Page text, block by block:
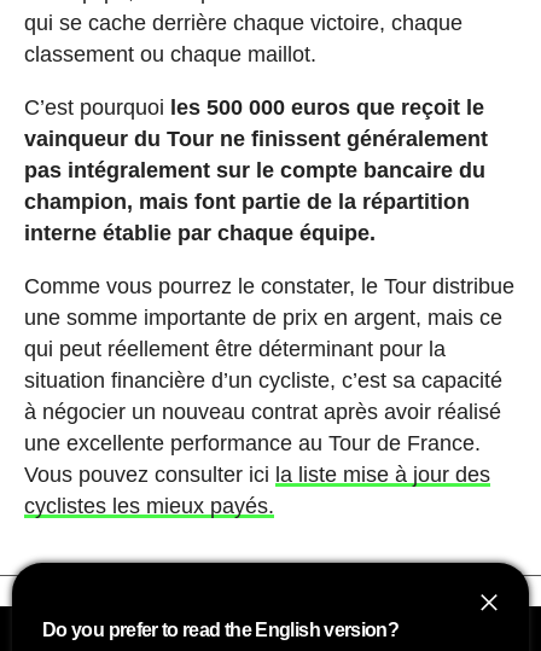
qui se cache derrière chaque victoire, chaque
classement ou chaque maillot.
C’est pourquoi les 500 000 euros que reçoit le
vainqueur du Tour ne finissent généralement
pas intégralement sur le compte bancaire du
champion, mais font partie de la répartition
interne établie par chaque équipe.
Comme vous pourrez le constater, le Tour distribue
une somme importante de prix en argent, mais ce
qui peut réellement être déterminant pour la
situation financière d’un cycliste, c’est sa capacité
à négocier un nouveau contrat après avoir réalisé
une excellente performance au Tour de France.
Vous pouvez consulter ici la liste mise à jour des
cyclistes les mieux payés.
Do you prefer to read the English version?